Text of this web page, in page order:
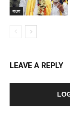
বাংলা
LEAVE A REPLY